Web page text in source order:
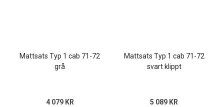
Mattsats Typ 1 cab 71-72
grå
4 079 KR
Mattsats Typ 1 cab 71-72
svart klippt
5 089 KR